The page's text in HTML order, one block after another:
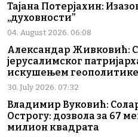
Тајана Потерјахин:
„духовности”
04. August 2026. 06:08
Александар Живковић:
јерусалимског
искушењем геополитике
30. July 2026. 07:32
Владимир Вуковић:
Острогу: дозвола за 67
милион квадрата